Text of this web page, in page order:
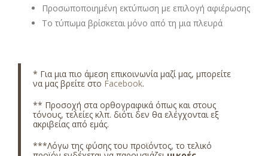
Προσωποποιημένη εκτύπωση με επιλογή αφιέρωσης
Το τύπωμα βρίσκεται μόνο από τη μια πλευρά
* Για μια πιο άμεση επικοινωνία μαζί μας, μπορείτε
να μας βρείτε στο Facebook.
** Προσοχή στα ορθογραφικά όπως και στους
τόνους, τελείες κλπ. διότι δεν θα ελέγχονται εξ
ακριβείας από εμάς.
***Λόγω της φύσης του προϊόντος, το τελικό